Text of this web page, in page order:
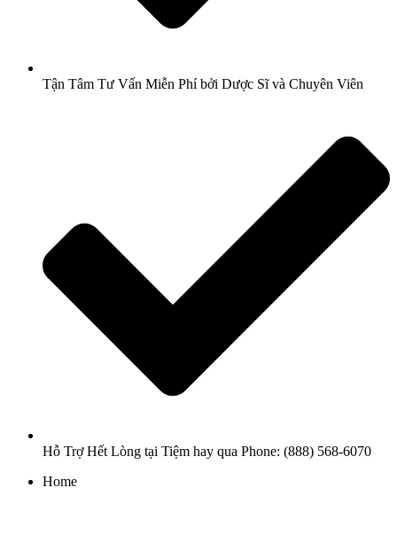
Tận Tâm Tư Vấn Miễn Phí bởi Dược Sĩ và Chuyên Viên
Hỗ Trợ Hết Lòng tại Tiệm hay qua Phone: (888) 568-6070
Home